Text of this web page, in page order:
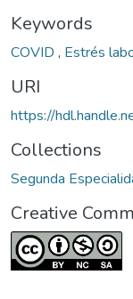
Keywords
COVID , Estrés
URI
https://
Collections
Segunda
Creative